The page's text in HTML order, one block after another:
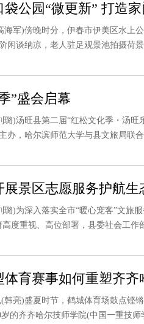
公园“微更新” 打造
)傍晚时分，伊春市伊美区水上公
闲谈纳凉，老人驻足观景池拍摄荷
”盛会启幕
汤旺县第二届“红松文化季・汤旺
办，哈尔滨师范大学与县文旅局联
景区志愿服务护航生
为深入落实全市“暖心宠客”文旅服
度重视、高位部署，县委社会工
育赛事如何重塑齐齐
)盛夏时节，鹤城体育场鼓点铿锵
的齐齐哈尔技师学院(中国一重技